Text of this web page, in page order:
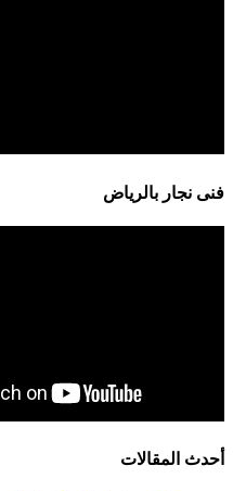
فنى نجار بالرياض
أحدث المقالات